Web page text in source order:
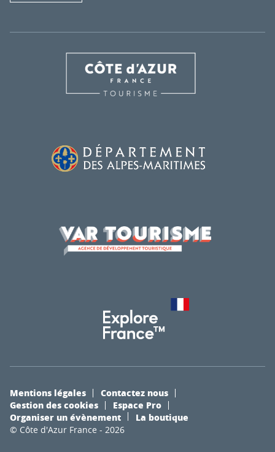
© Côte d'Azur France - 2026
Mentions légales
Contactez nous
Gestion des cookies
Espace Pro
Organiser un évènement
La boutique